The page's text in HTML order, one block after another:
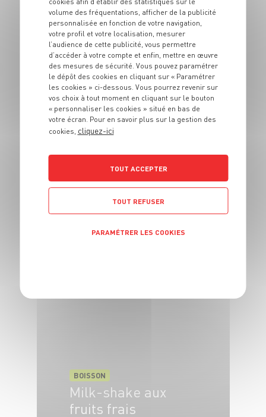
BOISSON
Nectar de fraises
des îles
2 pers. 10 min
Brochettes de
BOISSON
Milk-shake aux
fruits frais
volume des fréquentations, afficher de la publicité
personnalisée en fonction de votre navigation,
votre profil et votre localisation, mesurer
l’audience de cette publicité, vous permettre
d’accéder à votre compte et enfin, mettre en œuvre
des mesures de sécurité. Vous pouvez paramétrer
le dépôt des cookies en cliquant sur « Paramétrer
les cookies » ci-dessous. Vous pourrez revenir sur
vos choix à tout moment en cliquant sur le bouton
« personnaliser les cookies » situé en bas de
votre écran. Pour en savoir plus sur la gestion des
cookies, cliquez-ici
TOUT ACCEPTER
TOUT REFUSER
PARAMÉTRER LES COOKIES